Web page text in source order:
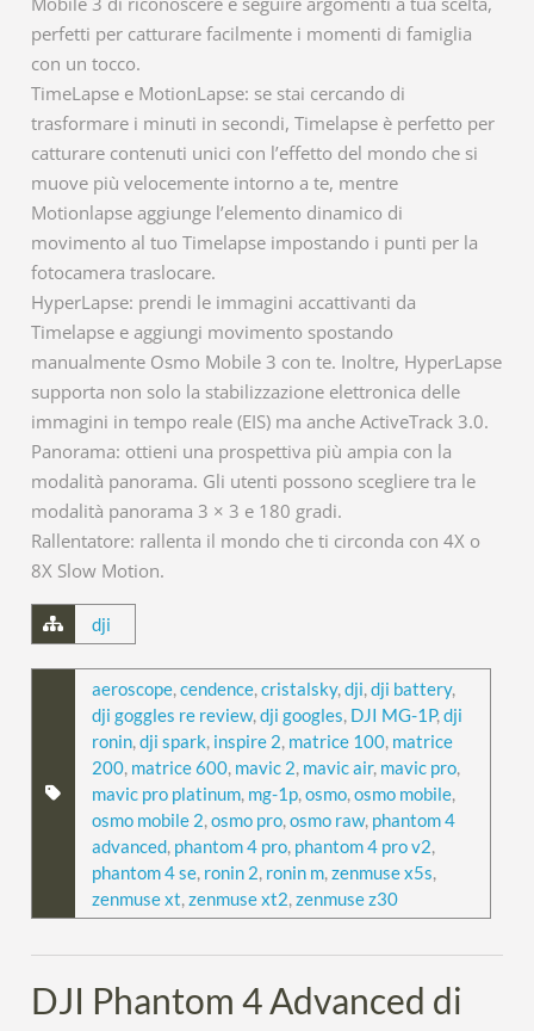
perfetti per catturare facilmente i momenti di famiglia
con un tocco.
TimeLapse e MotionLapse: se stai cercando di
trasformare i minuti in secondi, Timelapse è perfetto per
catturare contenuti unici con l’effetto del mondo che si
muove più velocemente intorno a te, mentre
Motionlapse aggiunge l’elemento dinamico di
movimento al tuo Timelapse impostando i punti per la
fotocamera traslocare.
HyperLapse: prendi le immagini accattivanti da
Timelapse e aggiungi movimento spostando
manualmente Osmo Mobile 3 con te. Inoltre, HyperLapse
supporta non solo la stabilizzazione elettronica delle
immagini in tempo reale (EIS) ma anche ActiveTrack 3.0.
Panorama: ottieni una prospettiva più ampia con la
modalità panorama. Gli utenti possono scegliere tra le
modalità panorama 3 × 3 e 180 gradi.
Rallentatore: rallenta il mondo che ti circonda con 4X o
8X Slow Motion.
dji
aeroscope,cendence,cristalsky,dji,dji battery,
dji goggles re review,dji googles, DJI MG-1P,dji
ronin,dji spark, inspire 2, matrice 100, matrice
200, matrice 600, mavic 2, mavic air, mavic pro,
mavic pro platinum, mg-1p,osmo,osmo mobile,
osmo mobile 2,osmo pro,osmo raw, phantom 4
advanced, phantom 4 pro, phantom 4 pro v2,
phantom 4 se, ronin 2, ronin m,zenmuse x5s,
zenmuse xt,zenmuse xt2,zenmuse z30
DJI Phantom 4 Advanced di